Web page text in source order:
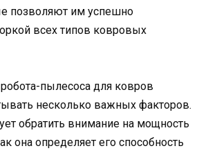
позволяют им успешно
всех типов ковровых
пылесоса для ковров
несколько важных факторов.
обратить внимание на мощность
она определяет его способность